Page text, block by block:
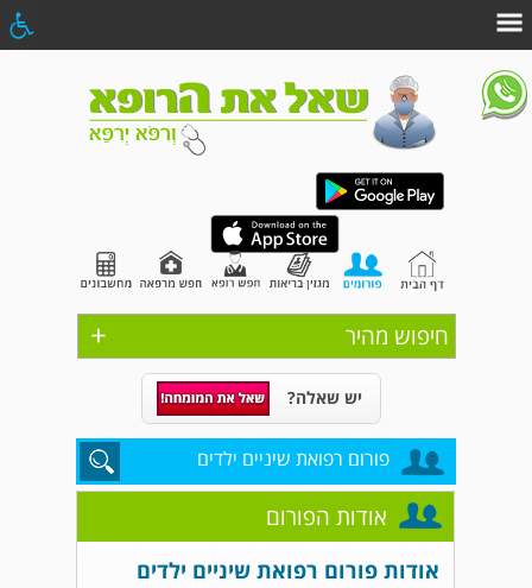
+ חיפוש מהיר
יש שאלה?
פורום רפואת שיניים ילדים
אודות הפורום
אודות פורום רפואת שיניים ילדים